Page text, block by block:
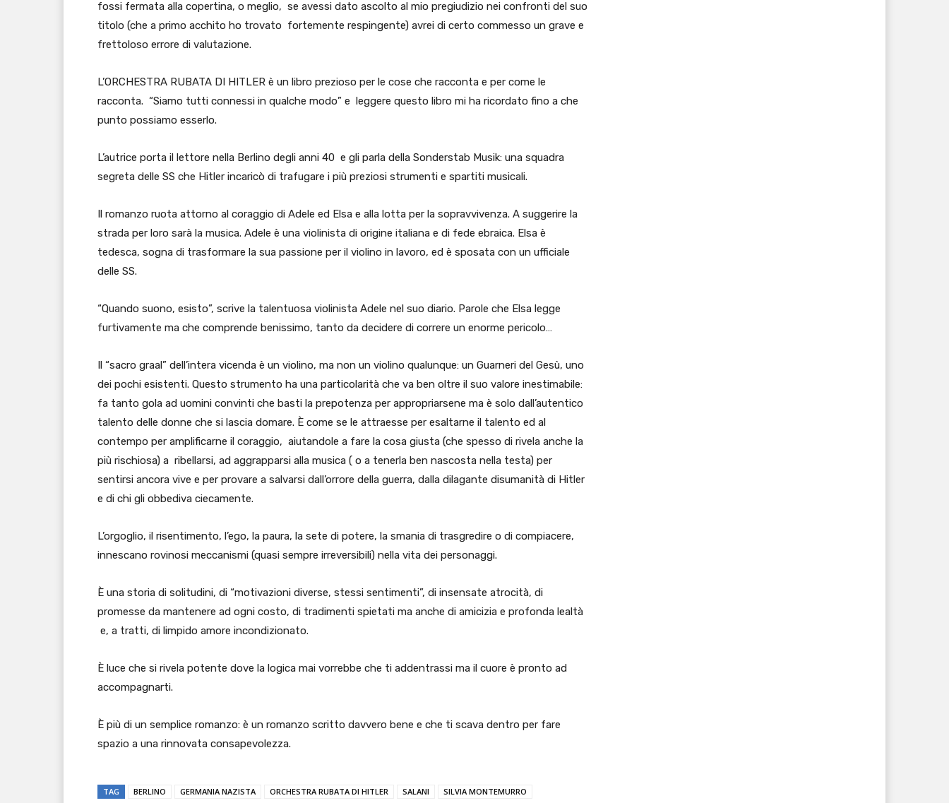
fossi fermata alla copertina, o meglio, se avessi dato ascolto al mio pregiudizio nei confronti del suo
titolo (che a primo acchito ho trovato fortemente respingente) avrei di certo commesso un grave e
frettoloso errore di valutazione.
L’ORCHESTRA RUBATA DI HITLER è un libro prezioso per le cose che racconta e per come le
racconta. “Siamo tutti connessi in qualche modo” e leggere questo libro mi ha ricordato fino a che
punto possiamo esserlo.
L’autrice porta il lettore nella Berlino degli anni 40 e gli parla della Sonderstab Musik: una squadra
segreta delle SS che Hitler incaricò di trafugare i più preziosi strumenti e spartiti musicali.
Il romanzo ruota attorno al coraggio di Adele ed Elsa e alla lotta per la sopravvivenza. A suggerire la
strada per loro sarà la musica. Adele è una violinista di origine italiana e di fede ebraica. Elsa è
tedesca, sogna di trasformare la sua passione per il violino in lavoro, ed è sposata con un ufficiale
delle SS.
“Quando suono, esisto”, scrive la talentuosa violinista Adele nel suo diario. Parole che Elsa legge
furtivamente ma che comprende benissimo, tanto da decidere di correre un enorme pericolo…
Il “sacro graal” dell’intera vicenda è un violino, ma non un violino qualunque: un Guarneri del Gesù, uno
dei pochi esistenti. Questo strumento ha una particolarità che va ben oltre il suo valore inestimabile:
fa tanto gola ad uomini convinti che basti la prepotenza per appropriarsene ma è solo dall’autentico
talento delle donne che si lascia domare. È come se le attraesse per esaltarne il talento ed al
contempo per amplificarne il coraggio, aiutandole a fare la cosa giusta (che spesso di rivela anche la
più rischiosa) a ribellarsi, ad aggrapparsi alla musica ( o a tenerla ben nascosta nella testa) per
sentirsi ancora vive e per provare a salvarsi dall’orrore della guerra, dalla dilagante disumanità di Hitler
e di chi gli obbediva ciecamente.
L’orgoglio, il risentimento, l’ego, la paura, la sete di potere, la smania di trasgredire o di compiacere,
innescano rovinosi meccanismi (quasi sempre irreversibili) nella vita dei personaggi.
È una storia di solitudini, di “motivazioni diverse, stessi sentimenti”, di insensate atrocità, di
promesse da mantenere ad ogni costo, di tradimenti spietati ma anche di amicizia e profonda lealtà
e, a tratti, di limpido amore incondizionato.
È luce che si rivela potente dove la logica mai vorrebbe che ti addentrassi ma il cuore è pronto ad
accompagnarti.
È più di un semplice romanzo: è un romanzo scritto davvero bene e che ti scava dentro per fare
spazio a una rinnovata consapevolezza.
TAG BERLINO GERMANIA NAZISTA ORCHESTRA RUBATA DI HITLER SALANI
SILVIA MONTEMURRO